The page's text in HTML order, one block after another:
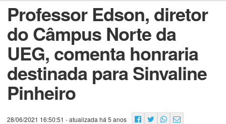
Professor Edson, diretor
do Câmpus Norte da
UEG, comenta honraria
destinada para Sinvaline
Pinheiro
28/06/2021 16:50:51 - atualizada há 5 anos